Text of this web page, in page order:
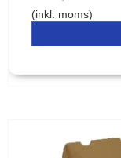
(inkl. moms)